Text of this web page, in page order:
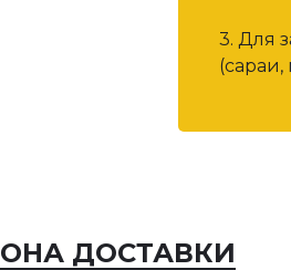
3. Для
(сараи,
ДОСТАВКИ